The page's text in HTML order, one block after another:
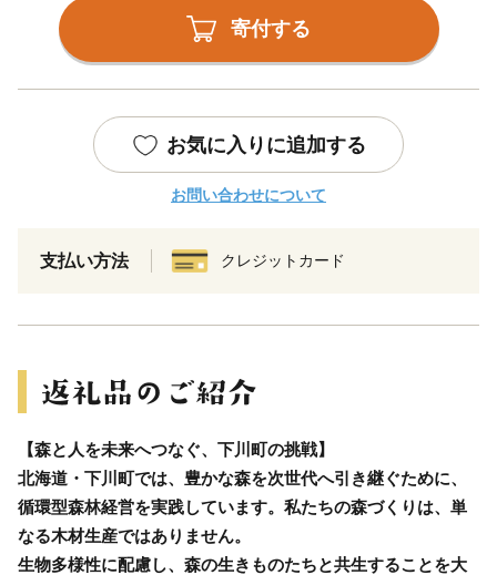
寄付する
お気に入りに追加する
お問い合わせについて
支払い方法 クレジットカード
【森と人を未来へつなぐ、下川町の挑戦】
北海道・下川町では、豊かな森を次世代へ引き継ぐために、
循環型森林経営を実践しています。私たちの森づくりは、単
なる木材生産ではありません。
生物多様性に配慮し、森の生きものたちと共生することを大